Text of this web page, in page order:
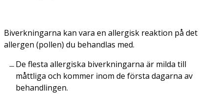
Biverkningarna kan vara en allergisk reaktion på det
allergen (pollen) du behandlas med.
De flesta allergiska biverkningarna är milda till
måttliga och kommer inom de första dagarna av
behandlingen.